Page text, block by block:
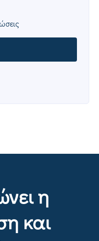
η
και